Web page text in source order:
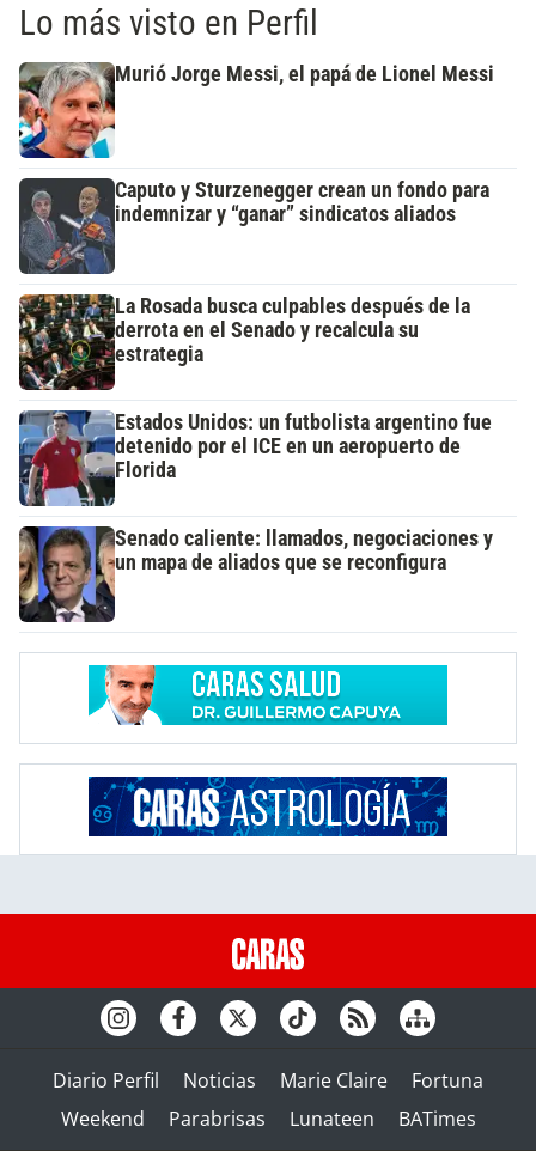
Lo más visto en Perfil
Murió Jorge Messi, el papá de Lionel Messi
Caputo y Sturzenegger crean un fondo para
indemnizar y “ganar” sindicatos aliados
La Rosada busca culpables después de la
derrota en el Senado y recalcula su
estrategia
Estados Unidos: un futbolista argentino fue
detenido por el ICE en un aeropuerto de
Florida
Senado caliente: llamados, negociaciones y
un mapa de aliados que se reconfigura
Diario Perfil Noticias Marie Claire
Fortuna
Weekend
Parabrisas Lunateen BATimes